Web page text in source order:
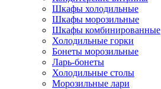
Шкафы холодильные
Шкафы морозильные
Шкафы комбинированные
Холодильные горки
Бонеты морозильные
Ларь-бонеты
Холодильные столы
Морозильные лари